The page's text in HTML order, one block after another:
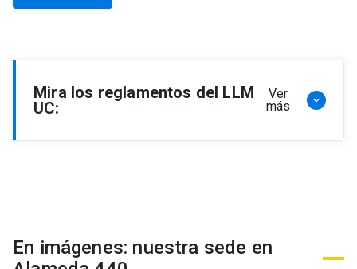
Mira los reglamentos del LLM
UC:
Ver
más
keyboard_arrow_down
Reglamento de Becas y Descuentos Programa
de Magíster en Derecho, LLM
En imágenes: nuestra sede en